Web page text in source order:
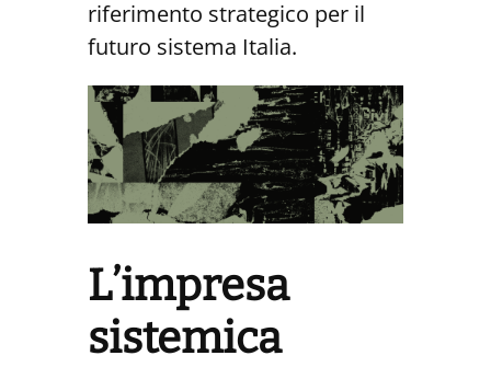
riferimento strategico per il
futuro sistema Italia.
L’impresa
sistemica